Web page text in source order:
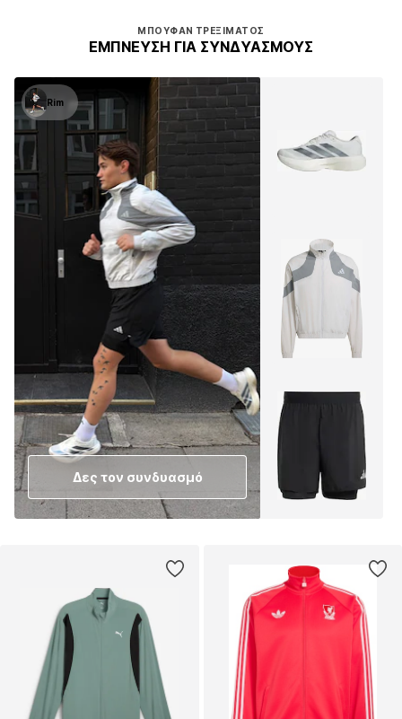
ΜΠΟΥΦΆΝ ΤΡΕΞΊΜΑΤΟΣ
ΈΜΠΝΕΥΣΗ ΓΙΑ ΣΥΝΔΥΑΣΜΟΎΣ
Rim
Δες τον συνδυασμό